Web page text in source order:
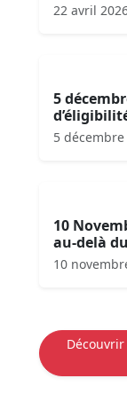
22 avril
5
5 décembre
10
au-delà
10